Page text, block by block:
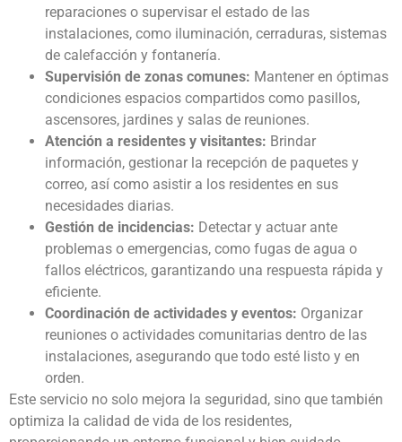
reparaciones o supervisar el estado de las
instalaciones, como iluminación, cerraduras, sistemas
de calefacción y fontanería.
Supervisión de zonas comunes: Mantener en óptimas
condiciones espacios compartidos como pasillos,
ascensores, jardines y salas de reuniones.
Atención a residentes y visitantes: Brindar
información, gestionar la recepción de paquetes y
correo, así como asistir a los residentes en sus
necesidades diarias.
Gestión de incidencias: Detectar y actuar ante
problemas o emergencias, como fugas de agua o
fallos eléctricos, garantizando una respuesta rápida y
eficiente.
Coordinación de actividades y eventos: Organizar
reuniones o actividades comunitarias dentro de las
instalaciones, asegurando que todo esté listo y en
orden.
Este servicio no solo mejora la seguridad, sino que también
optimiza la calidad de vida de los residentes,